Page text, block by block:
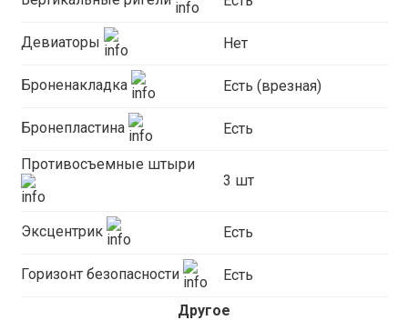
Девиаторы Нет
Броненакладка Есть (врезная)
Бронепластина Есть
Противосъемные штыри
3 шт
Эксцентрик Есть
Горизонт безопасности Есть
Другое